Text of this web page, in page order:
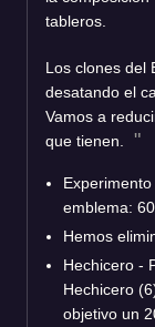
tableros.
Los clones del
desatando el
Vamos a
que tienen.
emblema:
Hemos
Hechicero -
Hechicero
objetivo un